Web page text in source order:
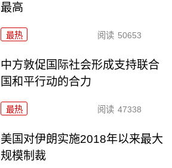
最高
最热 阅读 50653
中方敦促国际社会形成支持联合
国和平行动的合力
最热 阅读 47338
美国对伊朗实施2018年以来最大
规模制裁